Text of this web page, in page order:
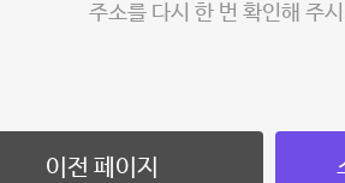
주소를 다시 한 번 확인해 주
이전 페이지